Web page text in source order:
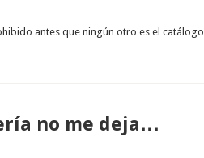
antes que ningún otro es el
no me deja…